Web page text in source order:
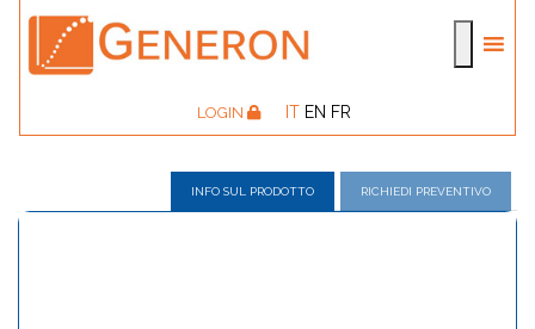
LOGIN IT EN FR
INFO SUL PRODOTTO RICHIEDI PREVENTIVO